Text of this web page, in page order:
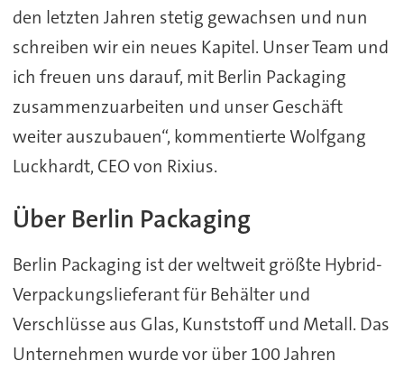
den letzten Jahren stetig gewachsen und nun
schreiben wir ein neues Kapitel. Unser Team und
ich freuen uns darauf, mit Berlin Packaging
zusammenzuarbeiten und unser Geschäft
weiter auszubauen“, kommentierte Wolfgang
Luckhardt, CEO von Rixius.
Über Berlin Packaging
Berlin Packaging ist der weltweit größte Hybrid-
Verpackungslieferant für Behälter und
Verschlüsse aus Glas, Kunststoff und Metall. Das
Unternehmen wurde vor über 100 Jahren